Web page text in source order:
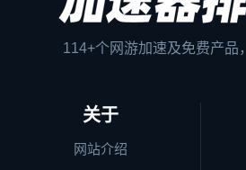
114+个网游加速及免费产品
关于
网站介绍